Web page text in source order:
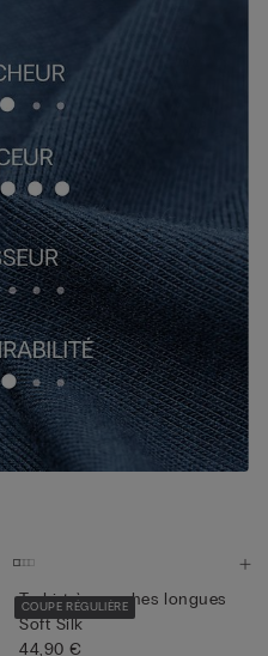
COUPE RÉGULIÈRE
T-shirt à manches longues
Soft Silk
44,90 €